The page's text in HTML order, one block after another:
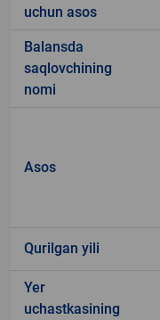
uchun asos
Balansda
saqlovchining
nomi
Asos
Qurilgan yili
Yer
uchastkasining